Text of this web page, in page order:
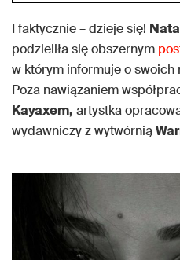
I faktycznie – dzieje się!
podzieliła się obszernym
w którym informuje o swoich
Poza nawiązaniem
Kayaxem, artystka
wydawniczy z wytwórnią